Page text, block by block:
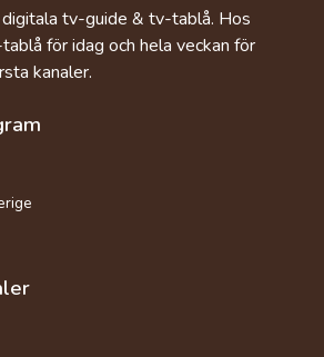
tv-guide & tv-tablå. Hos
för idag och hela veckan för
kanaler.